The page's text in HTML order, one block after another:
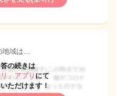
地域は…
の続きは
」アプリ にて
ただけます！